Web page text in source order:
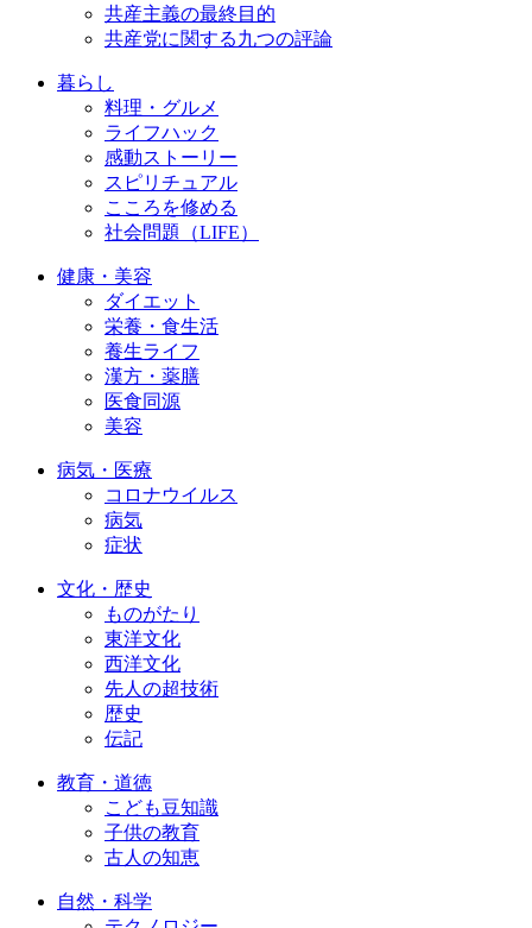
共産主義の最終目的
共産党に関する九つの評論
暮らし
料理・グルメ
ライフハック
感動ストーリー
スピリチュアル
こころを修める
社会問題（LIFE）
健康・美容
ダイエット
栄養・食生活
養生ライフ
漢方・薬膳
医食同源
美容
病気・医療
コロナウイルス
病気
症状
文化・歴史
ものがたり
東洋文化
西洋文化
先人の超技術
歴史
伝記
教育・道徳
こども豆知識
子供の教育
古人の知恵
自然・科学